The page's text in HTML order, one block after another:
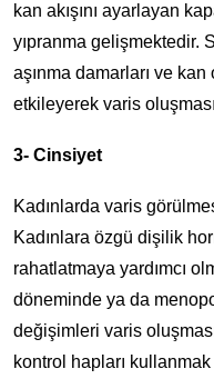
kan akışını ayarlayan
yıpranma gelişmektedir.
aşınma damarları ve
etkileyerek varis
3- Cinsiyet
Kadınlarda varis
Kadınlara özgü dişilik
rahatlatmaya yardımcı
döneminde ya da
değişimleri varis
kontrol hapları